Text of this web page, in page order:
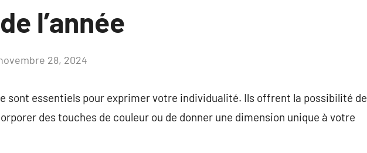
l’année
28, 2024
sont essentiels pour exprimer votre individualité. Ils offrent la possibilité de
des touches de couleur ou de donner une dimension unique à votre